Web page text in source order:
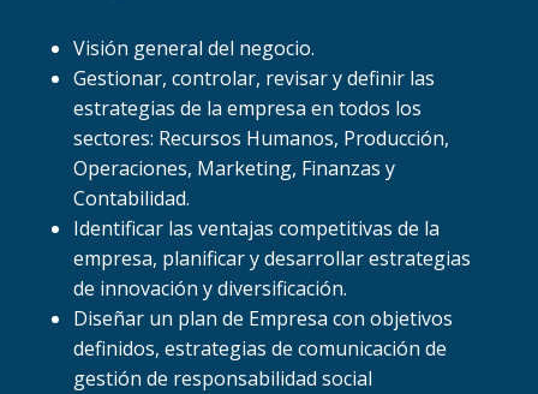
Visión general del negocio.
Gestionar, controlar, revisar y definir las
estrategias de la empresa en todos los
sectores: Recursos Humanos, Producción,
Operaciones, Marketing, Finanzas y
Contabilidad.
Identificar las ventajas competitivas de la
empresa, planificar y desarrollar estrategias
de innovación y diversificación.
Diseñar un plan de Empresa con objetivos
definidos, estrategias de comunicación de
gestión de responsabilidad social